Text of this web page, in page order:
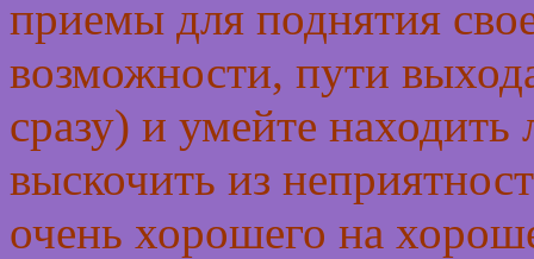
приемы для поднятия
возможности, пути
сразу) и умейте
выскочить из
очень хорошего на